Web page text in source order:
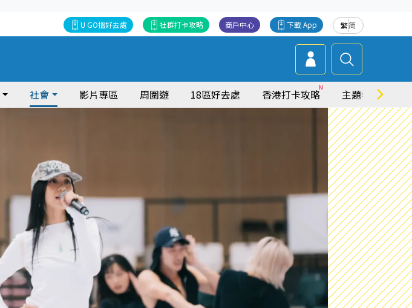
繁简
下載 App
商戶中心
社群打卡攻略
U GO搵好去處
社會 影片專區 周圍遊 18區好去處 香港打卡攻略 主題特集